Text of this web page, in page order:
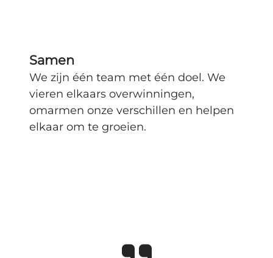
Samen
We zijn één team met één doel. We
vieren elkaars overwinningen,
omarmen onze verschillen en helpen
elkaar om te groeien.